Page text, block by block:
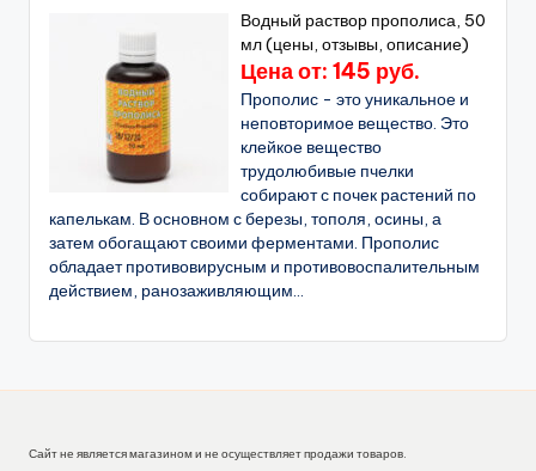
Водный раствор прополиса, 50
мл (цены, отзывы, описание)
Цена от: 145 руб.
Прополис - это уникальное и
неповторимое вещество. Это
клейкое вещество
трудолюбивые пчелки
собирают с почек растений по
капелькам. В основном с березы, тополя, осины, а
затем обогащают своими ферментами. Прополис
обладает противовирусным и противовоспалительным
действием, ранозаживляющим...
Сайт не является магазином и не осуществляет продажи товаров.